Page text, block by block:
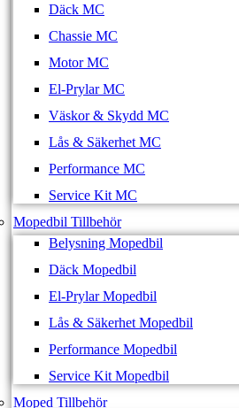
Däck MC
Chassie MC
Motor MC
El-Prylar MC
Väskor & Skydd MC
Lås & Säkerhet MC
Performance MC
Service Kit MC
Mopedbil Tillbehör
Belysning Mopedbil
Däck Mopedbil
El-Prylar Mopedbil
Lås & Säkerhet Mopedbil
Performance Mopedbil
Service Kit Mopedbil
Moped Tillbehör